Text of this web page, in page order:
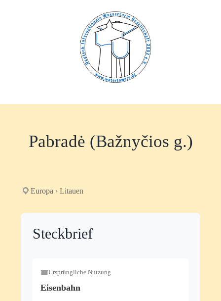
Pabradė (Bažnyčios g.)
Europa › Litauen
Steckbrief
Ursprüngliche Nutzung
Eisenbahn